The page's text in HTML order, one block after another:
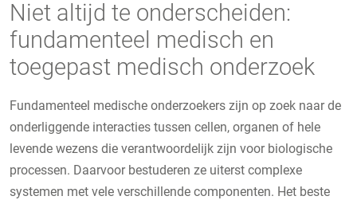
Niet altijd te onderscheiden:
fundamenteel medisch en
toegepast medisch onderzoek
Fundamenteel medische onderzoekers zijn op zoek naar de
onderliggende interacties tussen cellen, organen of hele
levende wezens die verantwoordelijk zijn voor biologische
processen. Daarvoor bestuderen ze uiterst complexe
systemen met vele verschillende componenten. Het beste